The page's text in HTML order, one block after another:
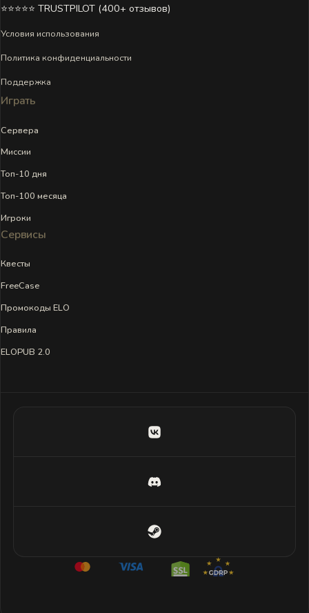
⭐⭐⭐⭐⭐ TRUSTPILOT (400+ отзывов)
Условия использования
Политика конфиденциальности
Поддержка
Играть
Сервера
Миссии
Топ-10 дня
Топ-100 месяца
Игроки
Сервисы
Квесты
FreeCase
Промокоды ELO
Правила
ELOPUB 2.0